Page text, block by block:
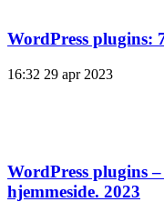
WordPress plugins:
16:32 29 apr 2023
WordPress plugins
hjemmeside. 2023